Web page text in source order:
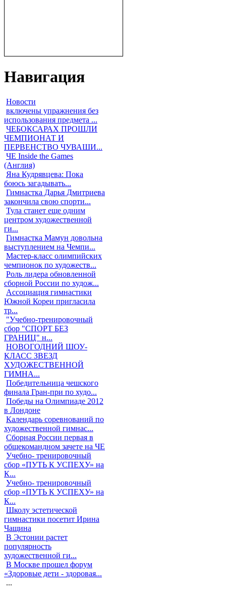
Навигация
Новости
включены упражнения без
использования предмета ...
ЧЕБОКСАРАХ ПРОШЛИ
ЧЕМПИОНАТ И
ПЕРВЕНСТВО ЧУВАШИ...
ЧЕ Inside the Games
(Англия)
Яна Кудрявцева: Пока
боюсь загадывать...
Гимнастка Дарья Дмитриева
закончила свою спорти...
Тула станет еще одним
центром художественной
ги...
Гимнастка Мамун довольна
выступлением на Чемпи...
Мастер-класс олимпийских
чемпионок по художеств...
Роль лидера обновленной
сборной России по худож...
Ассоциация гимнастики
Южной Кореи пригласила
тр...
"Учебно-тренировочный
сбор "СПОРТ БЕЗ
ГРАНИЦ" н...
НОВОГОДНИЙ ШОУ-
КЛАСС ЗВЕЗД
ХУДОЖЕСТВЕННОЙ
ГИМНА...
Победительница чешского
финала Гран-при по худо...
Победы на Олимпиаде 2012
в Лондоне
Календарь соревнований по
художественной гимнас...
Сборная России первая в
общекомандном зачете на ЧЕ
Учебно- тренировочный
сбор «ПУТЬ К УСПЕХУ» на
К...
Учебно- тренировочный
сбор «ПУТЬ К УСПЕХУ» на
К...
Школу эстетической
гимнастики посетит Ирина
Чащина
В Эстонии растет
популярность
художественной ги...
В Москве прошел форум
«Здоровые дети - здоровая...
...